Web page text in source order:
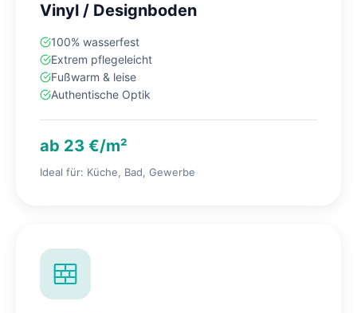
Vinyl / Designboden
100% wasserfest
Extrem pflegeleicht
Fußwarm & leise
Authentische Optik
ab 23 €/m²
Ideal für: Küche, Bad, Gewerbe